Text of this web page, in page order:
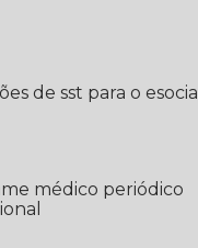
de sst para o esocial
médico periódico